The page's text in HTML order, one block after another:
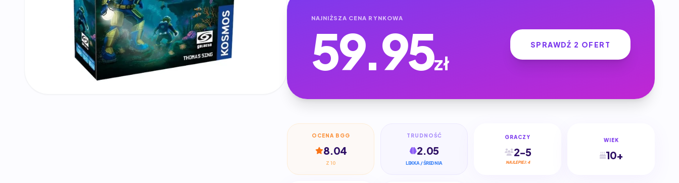
NAJNIŻSZA CENA RYNKOWA
59.95zł
SPRAWDŹ 2 OFERT
OCENA BGG
8.04
Z 10
TRUDNOŚĆ
2.05
LEKKA / ŚREDNIA
GRACZY
2-5
NAJLEPIEJ: 4
WIEK
10+